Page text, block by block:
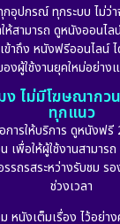
อุปกรณ์ ทุกระบบ ไม่ว่า
สามารถ ดูหนังออนไล
ข้าถึง หนังฟรีออนไลน์
องผู้ใช้งานยุคใหม่อย่าง
ไม่มีโฆษณากว
ทุกแนว
ารให้บริการ ดูหนังฟรี
พื่อให้ผู้ใช้งานสามาร
รถรสระหว่างรับชม ร
ช่วงเวลา
นังเต็มเรื่อง ไว้อย่าง